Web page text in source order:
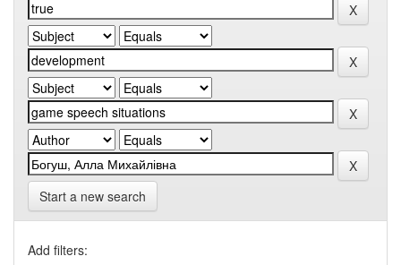
Start a new search
Add filters: